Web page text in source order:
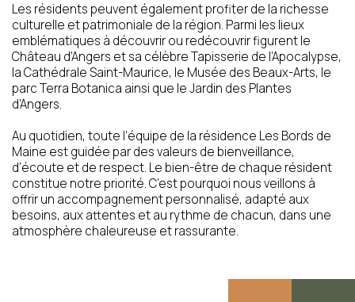
Calculer neuf plus douze ?
(en chiffres)
J’autorise l’utilisation des données
personnelles, conformément à notre
politique de confidentialité
Conformément aux dispositions de l’article L. 223-2
du Code de la Consommation, vous pouvez vous
Les résidents peuvent également profiter de la richesse
culturelle et patrimoniale de la région. Parmi les lieux
emblématiques à découvrir ou redécouvrir figurent le
Château d’Angers et sa célèbre Tapisserie de l’Apocalypse,
la Cathédrale Saint-Maurice, le Musée des Beaux-Arts, le
parc Terra Botanica ainsi que le Jardin des Plantes
d’Angers.
Au quotidien, toute l’équipe de la résidence Les Bords de
Maine est guidée par des valeurs de bienveillance,
d’écoute et de respect. Le bien-être de chaque résident
constitue notre priorité. C’est pourquoi nous veillons à
offrir un accompagnement personnalisé, adapté aux
besoins, aux attentes et au rythme de chacun, dans une
atmosphère chaleureuse et rassurante.